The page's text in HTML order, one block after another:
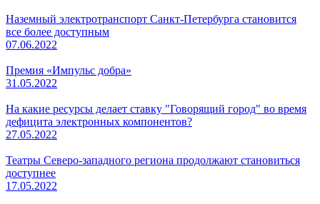
Наземный электротранспорт Санкт-Петербурга становится
все более доступным
07.06.2022
Премия «Импульс добра»
31.05.2022
На какие ресурсы делает ставку "Говорящий город" во время
дефицита электронных компонентов?
27.05.2022
Театры Северо-западного региона продолжают становиться
доступнее
17.05.2022